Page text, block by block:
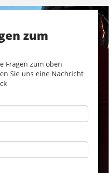
zum
Fragen zum oben
Sie uns eine Nachricht